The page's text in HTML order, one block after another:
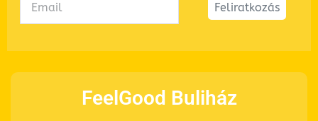
Feliratkozás
FeelGood Buliház